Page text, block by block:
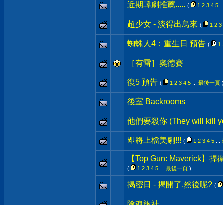
近期韓劇推薦..... ( 1 2 3 4 5
超少女 - 淡得出鳥來 ( 1 2 3
蜘蛛人4：重生日 預告 ( 1
［有雷］奧德賽
復5 預告 ( 1 2 3 4 5 最後一頁 )
後室 Backrooms
他們要殺你 (They will kill
即將上檔美劇!!! ( 1 2 3 4 5
【Top Gun: Maverick】捍
( 1 2 3 4 5 最後一頁 )
揭密日 - 揭開了,然後呢? (